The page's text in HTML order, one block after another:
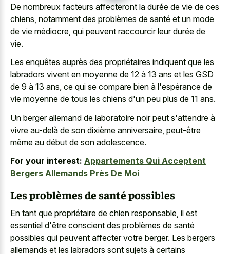
De nombreux facteurs affecteront la durée de vie de ces
chiens, notamment des problèmes de santé et un mode
de vie médiocre, qui peuvent raccourcir leur durée de
vie.
Les enquêtes auprès des propriétaires indiquent que les
labradors vivent en moyenne de 12 à 13 ans et les GSD
de 9 à 13 ans, ce qui se compare bien à l'espérance de
vie moyenne de tous les chiens d'un peu plus de 11 ans.
Un berger allemand de laboratoire noirpeut s'attendre à
vivre au-delà de son dixième anniversaire, peut-être
même au début de son adolescence.
For your interest: Appartements Qui Acceptent
Bergers Allemands Près De Moi
Les problèmes de santé possibles
En tant que propriétaire de chien responsable, il est
essentiel d'être conscient des problèmes de santé
possibles qui peuvent affecter votre berger. Les bergers
allemands et les labradors sont sujets à certains